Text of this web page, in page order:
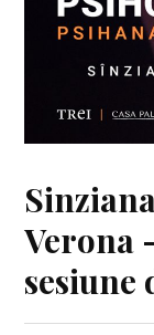
Verona
sesiune